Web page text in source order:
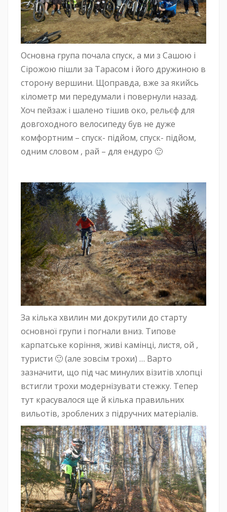
Основна група почала спуск, а ми з Сашою і
Сірожою пішли за Тарасом і його дружиною в
сторону вершини. Щоправда, вже за якийсь
кілометр ми передумали і повернули назад.
Хоч пейзаж і шалено тішив око, рельєф для
довгоходного велосипеду був не дуже
комфортним – спуск- підйом, спуск- підйом,
одним словом , рай – для ендуро 🙂
За кілька хвилин ми докрутили до старту
основної групи і погнали вниз. Типове
карпатське коріння, живі камінці, листя, ой ,
туристи 🙂 (але зовсім трохи) … Варто
зазначити, що під час минулих візитів хлопці
встигли трохи модернізувати стежку. Тепер
тут красувалося ще й кілька правильних
вильотів, зроблених з підручних матеріалів.